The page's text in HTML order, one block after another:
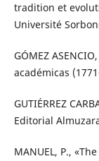
tradition et
Université
GÓMEZ
académicas
GUTIÉRREZ
Editorial
MANUEL, P.,